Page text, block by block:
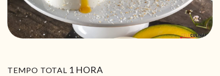
TEMPO TOTAL 1 HORA
HORA